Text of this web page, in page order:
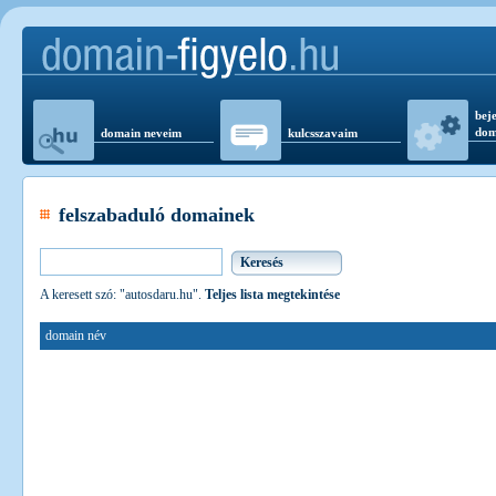
domain neveim kulcsszavaim
felszabaduló domainek
A keresett szó: "autosdaru.hu". Teljes lista megtekintése
domain név